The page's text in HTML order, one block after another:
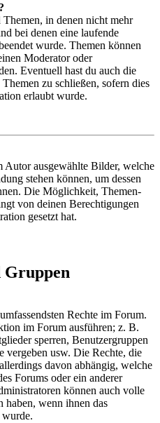
Themen, in denen nicht mehr
bei denen eine laufende
wurde. Themen können
Moderator oder
Eventuell hast du auch die
zu schließen, sofern dies
erlaubt wurde.
Autor ausgewählte Bilder, welche
stehen können, um dessen
Die Möglichkeit, Themen-
von deinen Berechtigungen
gesetzt hat.
Gruppen
Rechte im Forum.
im Forum ausführen; z. B.
sperren, Benutzergruppen
vergeben usw. Die Rechte, die
davon abhängig, welche
Forums oder ein anderer
können auch volle
haben, wenn ihnen das
wurde.